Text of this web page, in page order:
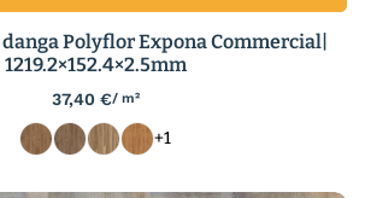
Polyflor Expona Commercial|
1219.2×152.4×2.5mm
37,40 €/ m²
+1